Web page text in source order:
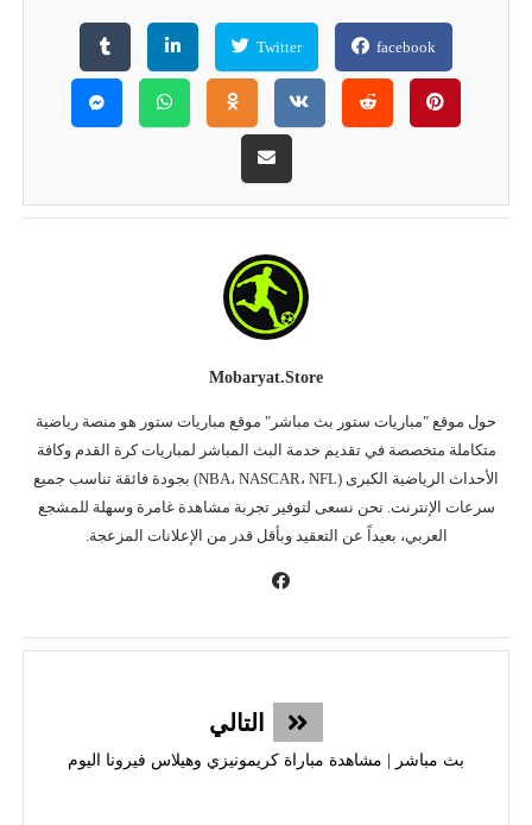
facebook
Twitter
Mobaryat.store
حول موقع "مباريات ستور بث مباشر" موقع مباريات ستور هو منصة رياضية
متكاملة متخصصة في تقديم خدمة البث المباشر لمباريات كرة القدم وكافة
الأحداث الرياضية الكبرى (NBA، NASCAR، NFL) بجودة فائقة تناسب جميع
سرعات الإنترنت. نحن نسعى لتوفير تجربة مشاهدة غامرة وسهلة للمشجع
العربي، بعيداً عن التعقيد وبأقل قدر من الإعلانات المزعجة.
التالي
بث مباشر | مشاهدة مباراة كريمونيزي وهيلاس فيرونا اليوم